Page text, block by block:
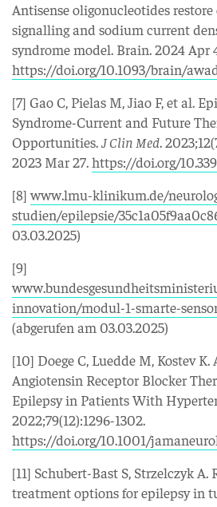
Antisense oligonucleotides
signalling and sodium current
syndrome model. Brain. 2024 Apr
https://doi.org/10.1093/brain/
[7] Gao C, Pielas M, Jiao F, et al.
Syndrome-Current and Future
Opportunities.J Clin Med.
2023 Mar 27.https://doi.org/
[8]www.lmu-klinikum.de/
studien/epilepsie/
03.03.2025)
[9]
innovation/modul-1-smarte-
(abgerufen am 03.03.2025)
[10] Doege C, Luedde M, Kostev
Angiotensin Receptor Blocker
Epilepsy in Patients With
2022;79(12):1296-1302.
https://doi.org/10.1001/
[11] Schubert-Bast S, Strzelczyk A.
treatment options for epilepsy in